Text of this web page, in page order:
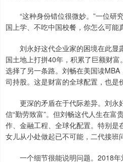
“这种身份错位很微妙。”一位研
国上学、不吃中国校餐，你怎么可能
刘永好这代企业家的困境在此显
国土地上打拼40年，积累了巨额财
选择了另一条路。刘畅在美国读
司持股。这是财富的全球配置，也是
更深的矛盾在于代际差异。刘永
信“勤劳致富”。但刘畅这代人生在富
作、金融工程、全球化配置。特别是
女儿从小处做起已不可能，二代接班
一个细节很能说明问题。2018年